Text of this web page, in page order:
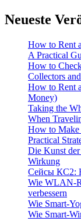
Neueste
How to Rent
A Practical
How to
Collectors
How to Rent
Money)
Taking the
When
How to Make
Practical
Die Kunst
Wirkung
Cейсы КС2:
Wie WLAN-
verbessern
Wie Smart-
Wie Smart-